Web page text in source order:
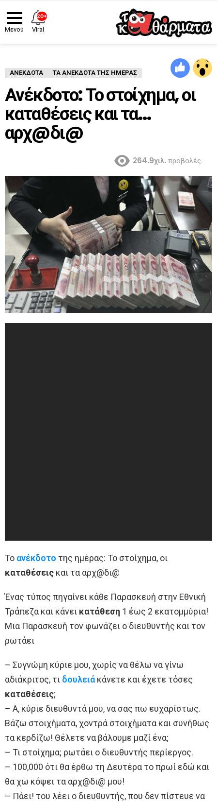
Μενού
ΑΝΈΚΔΟΤΑ ΤΑ ΑΝΕΚΔΟΤΑ ΤΗΣ ΗΜΕΡΑΣ
Ανέκδοτο: Το στοίχημα, οι
καταθέσεις και τα…
αρχ@δι@
264.9χιλ. προβολές.
Το ανέκδοτο της ημέρας: Το στοίχημα, οι
καταθέσεις και τα αρχ@δι@
Ένας τύπος πηγαίνει κάθε Παρασκευή στην Εθνική
Τράπεζα και κάνει κατάθεση 1 έως 2 εκατομμύρια!
Μια Παρασκευή τον φωνάζει ο διευθυντής και τον
ρωτάει
– Συγνώμη κύριε μου, χωρίς να θέλω να γίνω
αδιάκριτος, τι δουλειάκάνετε και έχετε τόσες
καταθέσεις;
– A, κύριε διευθυντά μου, να σας πω ευχαρίστως.
Βάζω στοιχήματα, χοντρά στοιχήματα και συνήθως
τα κερδίζω! Θέλετε να βάλουμε μαζί ένα;
– Τι στοίχημα; ρωτάει ο διευθυντής περίεργος.
– 100,000 ότι θα έρθω τη Δευτέρα το πρωί εδώ και
θα χω κόψει τα αρχ@δι@ μου!
– Πάει! του λέει ο διευθυντής, που δεν πίστευε να
20+
Viral